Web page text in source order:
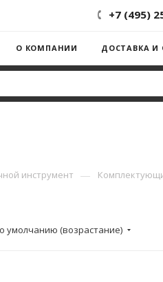
+7 (495)
О КОМПАНИИ ДОСТАВКА И
инструмент —
умолчанию (возрастание)